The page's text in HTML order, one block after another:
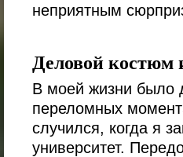
неприятным
Деловой костюм
В моей жизни было
переломных
случился, когда я
университет.